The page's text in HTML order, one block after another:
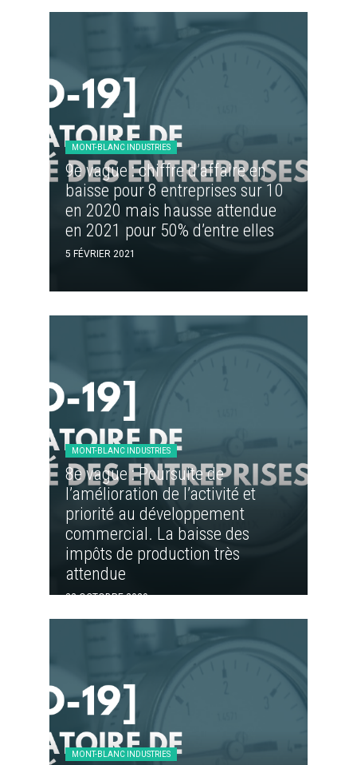
MONT-BLANC INDUSTRIES
9e vague : chiffre d’affaire en
baisse pour 8 entreprises sur 10
en 2020 mais hausse attendue
en 2021 pour 50% d’entre elles
5 FÉVRIER 2021
MONT-BLANC INDUSTRIES
8e vague : Poursuite de
l’amélioration de l’activité et
priorité au développement
commercial. La baisse des
impôts de production très
attendue
22 OCTOBRE 2020
MONT-BLANC INDUSTRIES
Vos besoins
Nous connaître
Nos services
Nos références
Contact